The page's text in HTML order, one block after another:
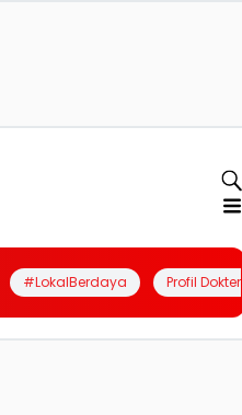
#LokalBerdaya Profil Dokter